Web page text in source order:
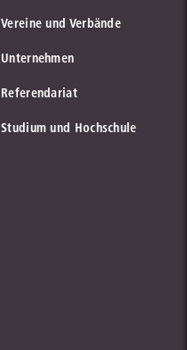
Vereine und Verbände
Unternehmen
Referendariat
Studium und Hochschule